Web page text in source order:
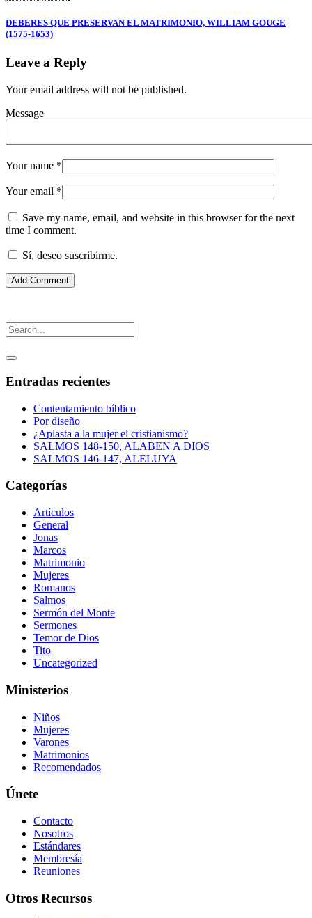
DEBERES QUE PRESERVAN EL MATRIMONIO, WILLIAM GOUGE
(1575-1653)
Leave a Reply
Your email address will not be published.
Message
Your name *
Your email *
Save my name, email, and website in this browser for the next
time I comment.
Sí, deseo suscribirme.
Entradas recientes
Contentamiento bíblico
Por diseño
¿Aplasta a la mujer el cristianismo?
SALMOS 148-150, ALABEN A DIOS
SALMOS 146-147, ALELUYA
Categorías
Artículos
General
Jonas
Marcos
Matrimonio
Mujeres
Romanos
Salmos
Sermón del Monte
Sermones
Temor de Dios
Tito
Uncategorized
Ministerios
Niños
Mujeres
Varones
Matrimonios
Recomendados
Únete
Contacto
Nosotros
Estándares
Membresía
Reuniones
Otros Recursos